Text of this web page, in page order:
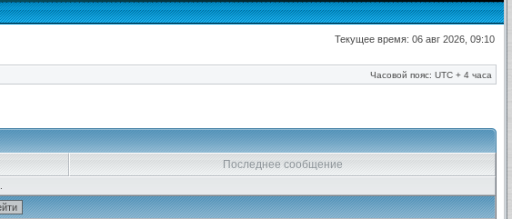
Текущее время: 06 авг 2026, 09:10
Часовой пояс: UTC + 4 часа
Последнее сообщение